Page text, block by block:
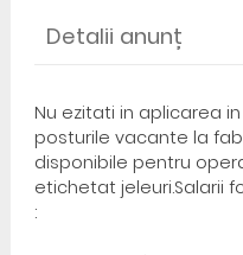
Detalii anunț
Nu ezitati in aplicarea
posturile vacante la
disponibile pentru
etichetat jeleuri.Salarii
: